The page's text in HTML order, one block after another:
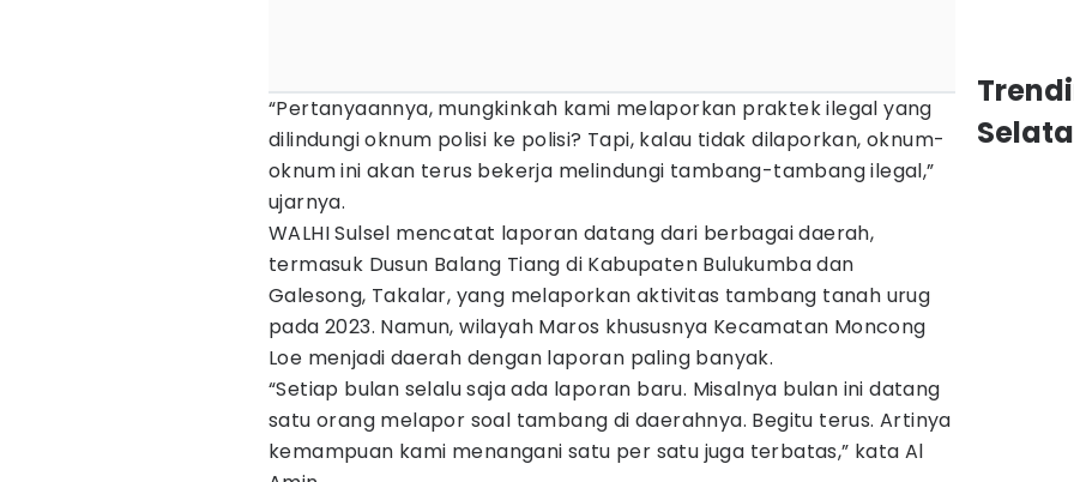
“Pertanyaannya, mungkinkah kami melaporkan praktek ilegal yang
dilindungi oknum polisi ke polisi? Tapi, kalau tidak dilaporkan, oknum-
oknum ini akan terus bekerja melindungi tambang-tambang ilegal,”
ujarnya.
WALHI Sulsel mencatat laporan datang dari berbagai daerah,
termasuk Dusun Balang Tiang di Kabupaten Bulukumba dan
Galesong, Takalar, yang melaporkan aktivitas tambang tanah urug
pada 2023. Namun, wilayah Maros khususnya Kecamatan Moncong
Loe menjadi daerah dengan laporan paling banyak.
“Setiap bulan selalu saja ada laporan baru. Misalnya bulan ini datang
satu orang melapor soal tambang di daerahnya. Begitu terus. Artinya
kemampuan kami menangani satu per satu juga terbatas,” kata Al